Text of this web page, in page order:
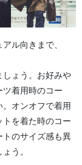
ル向きまで、
しょう。お好みや
着用時のコー
オンオフで着用
トを着た時のコー
トのサイズ感も異
う。